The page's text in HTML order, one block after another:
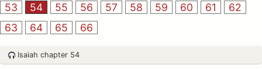
53
54 55 56 57 58 59 60 61
62
63
64 65 66
Isaiah chapter 54